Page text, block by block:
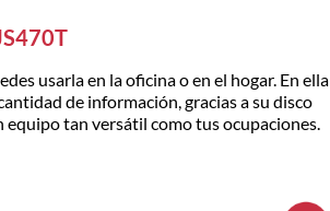
usarla en la oficina o en el hogar. En ella
de información, gracias a su disco
equipo tan versátil como tus ocupaciones.